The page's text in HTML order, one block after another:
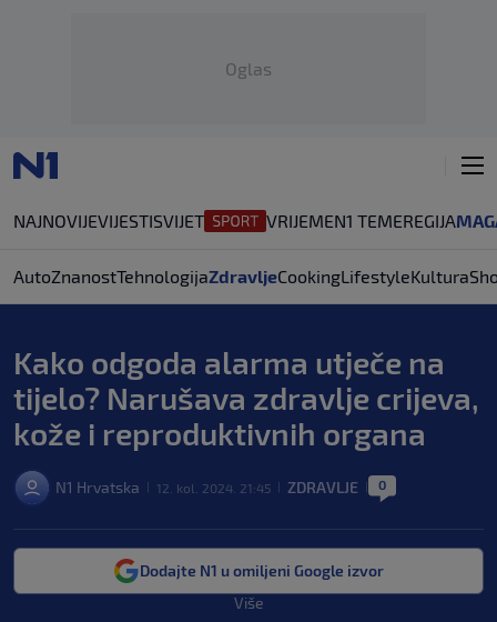
Oglas
NAJNOVIJEVIJESTISVIJET VRIJEMEN1 TEMEREGIJA
AutoZnanostTehnologijaZdravljeCookingLifestyleKultura
Kako odgoda alarma utječe na
tijelo? Narušava zdravlje crijeva,
kože i reproduktivnih organa
N1 Hrvatska 12. kol. 2024. 21:45 ZDRAVLJE 0
Dodajte N1 u omiljeni Google izvor
Više